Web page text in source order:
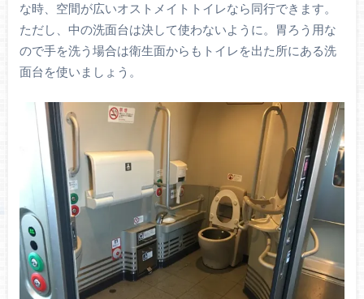
な時、空間が広いオストメイトトイレなら同行できます。
ただし、中の洗面台は決して使わないように。胃ろう用な
ので手を洗う場合は衛生面からもトイレを出た所にある洗
面台を使いましょう。